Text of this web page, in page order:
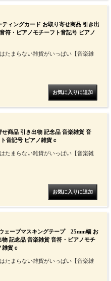
ティングカード お取り寄せ商品 引き出
符・ピアノモチーフト音記号 ピアノ
たまらない雑貨がいっぱい【音楽雑
せ商品 引き出物 記念品 音楽雑貨 音
音記号 ピアノ雑貨ｃ
たまらない雑貨がいっぱい【音楽雑
ェーブマスキングテープ 25mm幅 お
物 記念品 音楽雑貨 音符・ピアノモチ
貨ｃ
たまらない雑貨がいっぱい【音楽雑